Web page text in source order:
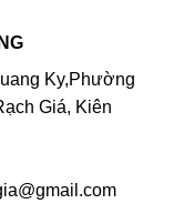
Ky,Phường
Giá, Kiên